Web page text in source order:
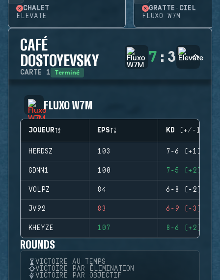
CHALET
ELEVATE
GRATTE-CIEL
FLUXO W7M
CAFÉ
DOSTOYEVSKY
CARTE 1 Terminé
7 : 3
FLUXO W7M
JOUEUR EPS KD (+/-)
HERDSZ 103 7-6 (+1)
GDNN1 100 7-5 (+2)
VOLPZ 84 6-8 (-2)
JV92 83 6-9 (-3)
KHEYZE 107 8-6 (+2)
ROUNDS
VICTOIRE AU TEMPS
VICTOIRE PAR ÉLIMINATION
VICTOIRE PAR OBJECTIF